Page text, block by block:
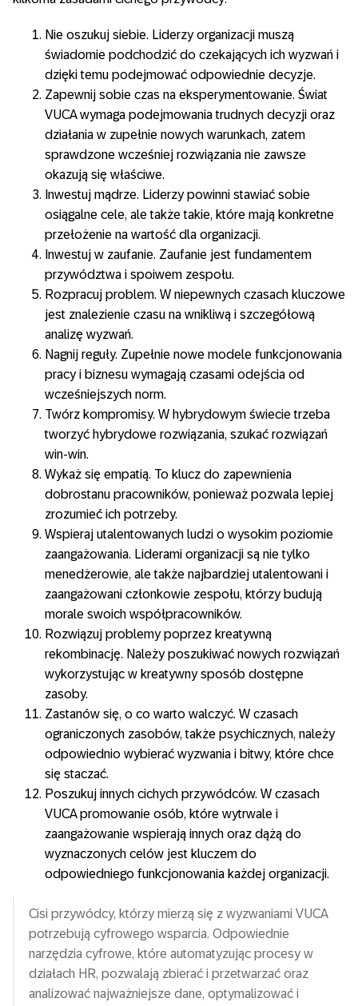
Nie oszukuj siebie. Liderzy organizacji muszą
świadomie podchodzić do czekających ich wyzwań i
dzięki temu podejmować odpowiednie decyzje.
Zapewnij sobie czas na eksperymentowanie. Świat
VUCA wymaga podejmowania trudnych decyzji oraz
działania w zupełnie nowych warunkach, zatem
sprawdzone wcześniej rozwiązania nie zawsze
okazują się właściwe.
Inwestuj mądrze. Liderzy powinni stawiać sobie
osiągalne cele, ale także takie, które mają konkretne
przełożenie na wartość dla organizacji.
Inwestuj w zaufanie. Zaufanie jest fundamentem
przywództwa i spoiwem zespołu.
Rozpracuj problem. W niepewnych czasach kluczowe
jest znalezienie czasu na wnikliwą i szczegółową
analizę wyzwań.
Nagnij reguły. Zupełnie nowe modele funkcjonowania
pracy i biznesu wymagają czasami odejścia od
wcześniejszych norm.
Twórz kompromisy. W hybrydowym świecie trzeba
tworzyć hybrydowe rozwiązania, szukać rozwiązań
win-win.
Wykaż się empatią. To klucz do zapewnienia
dobrostanu pracowników, ponieważ pozwala lepiej
zrozumieć ich potrzeby.
Wspieraj utalentowanych ludzi o wysokim poziomie
zaangażowania. Liderami organizacji są nie tylko
menedżerowie, ale także najbardziej utalentowani i
zaangażowani członkowie zespołu, którzy budują
morale swoich współpracowników.
Rozwiązuj problemy poprzez kreatywną
rekombinację. Należy poszukiwać nowych rozwiązań
wykorzystując w kreatywny sposób dostępne
zasoby.
Zastanów się, o co warto walczyć. W czasach
ograniczonych zasobów, także psychicznych, należy
odpowiednio wybierać wyzwania i bitwy, które chce
się staczać.
Poszukuj innych cichych przywódców. W czasach
VUCA promowanie osób, które wytrwale i
zaangażowanie wspierają innych oraz dążą do
wyznaczonych celów jest kluczem do
odpowiedniego funkcjonowania każdej organizacji.
Cisi przywódcy, którzy mierzą się z wyzwaniami VUCA
potrzebują cyfrowego wsparcia. Odpowiednie
narzędzia cyfrowe, które automatyzując procesy w
działach HR, pozwalają zbierać i przetwarzać oraz
analizować najważniejsze dane, optymalizować i